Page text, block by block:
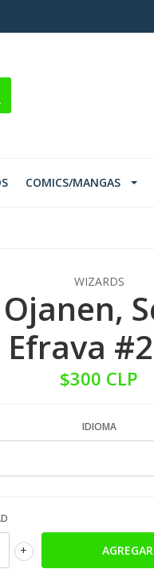
COMICS/MANGAS
WIZARDS
Efrava
$300 CLP
IDIOMA
+